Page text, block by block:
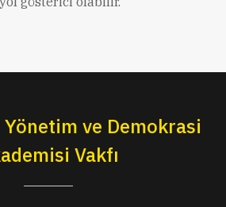
Yönetim ve Demokrasi
Vakfı